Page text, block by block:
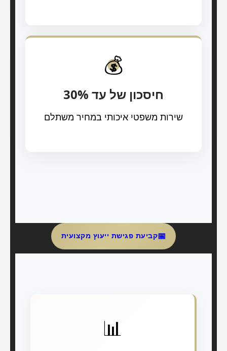
💰
חיסכון של עד 30%
שירות משפטי איכותי במחיר משתלם
📅קביעת פגישת ייעוץ מקצועית
📊